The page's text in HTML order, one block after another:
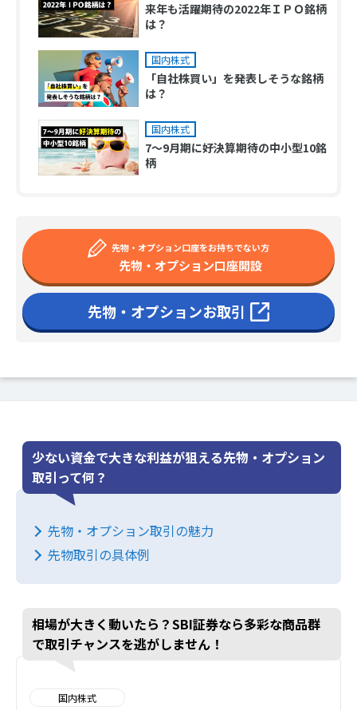
来年も活躍期待の2022年ＩＰＯ銘柄
は？
国内株式
「自社株買い」を発表しそうな銘柄
は？
国内株式
7～9月期に好決算期待の中小型10銘
柄
先物・オプション口座をお持ちでない方
先物・オプション口座開設
先物・オプションお取引
少ない資金で大きな利益が狙える先物・オプション
取引って何？
先物・オプション取引の魅力
先物取引の具体例
相場が大きく動いたら？SBI証券なら多彩な商品群
で取引チャンスを逃がしません！
国内株式